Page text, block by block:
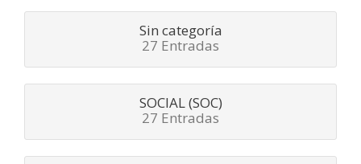
Sin categoría
27 Entradas
SOCIAL (SOC)
27 Entradas